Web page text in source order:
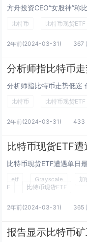
比特币 比特币现货ETF
2年前(2024-03-31) 367
比特币 比特币现货ETF
2年前(2024-03-31) 433
etf Grayscale 加
F
比特币现货ETF
2年前(2024-03-31) 365